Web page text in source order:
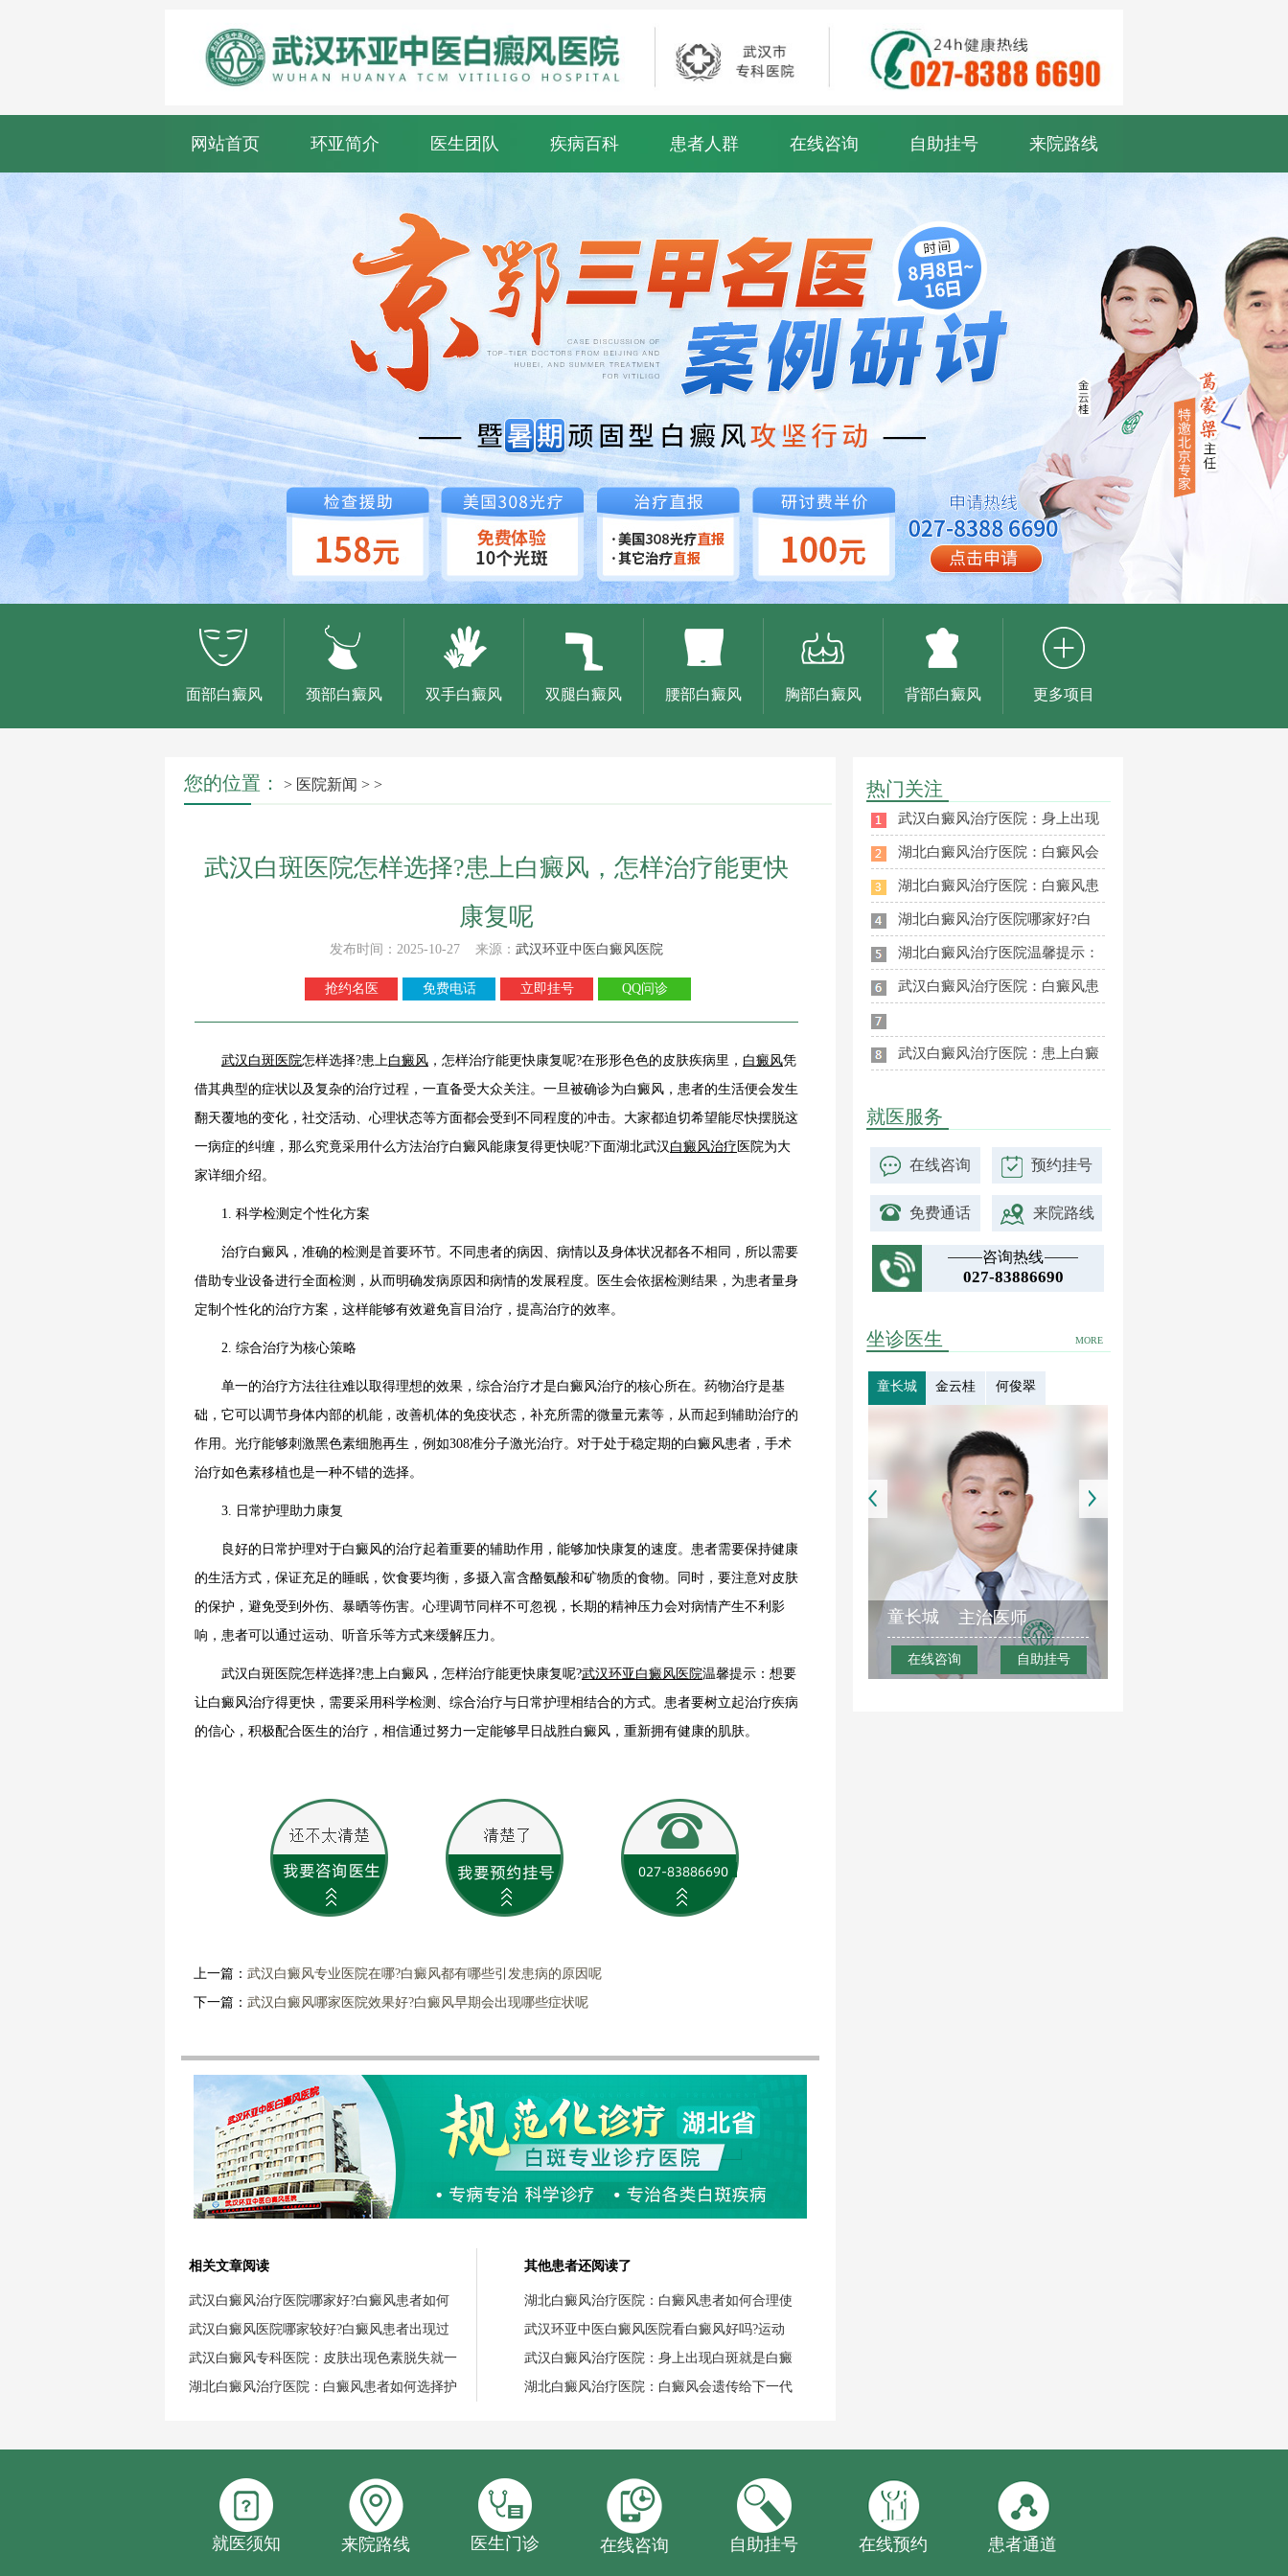
网站首页 环亚简介 医生团队 疾病百科 患者人群 在线咨询 自助挂号 来院路线
面部白癜风 颈部白癜风 双手白癜风 双腿白癜风 腰部白癜风 胸部白癜风 背部白癜风 更多项目
您的位置： > 医院新闻 > >
武汉白斑医院怎样选择?患上白癜风，怎样治疗能更快
康复呢
发布时间：2025-10-27 来源： 武汉环亚中医白癜风医院
抢约名医 免费电话 立即挂号 QQ问诊
武汉白斑医院怎样选择?患上白癜风 ，怎样治疗能更快康复呢?在形形色色的皮肤疾病里， 白癜风凭
借其典型的症状以及复杂的治疗过程，一直备受大众关注。一旦被确诊为白癜风，患者的生活便会发生
翻天覆地的变化，社交活动、心理状态等方面都会受到不同程度的冲击。大家都迫切希望能尽快摆脱这
一病症的纠缠，那么究竟采用什么方法治疗白癜风能康复得更快呢?下面湖北武汉 白癜风治疗 医院为大
家详细介绍。
1. 科学检测定个性化方案
治疗白癜风，准确的检测是首要环节。不同患者的病因、病情以及身体状况都各不相同，所以需要
借助专业设备进行全面检测，从而明确发病原因和病情的发展程度。医生会依据检测结果，为患者量身
定制个性化的治疗方案，这样能够有效避免盲目治疗，提高治疗的效率。
2. 综合治疗为核心策略
单一的治疗方法往往难以取得理想的效果，综合治疗才是白癜风治疗的核心所在。药物治疗是基
础，它可以调节身体内部的机能，改善机体的免疫状态，补充所需的微量元素等，从而起到辅助治疗的
作用。光疗能够刺激黑色素细胞再生，例如308准分子激光治疗。对于处于稳定期的白癜风患者，手术
治疗如色素移植也是一种不错的选择。
3. 日常护理助力康复
良好的日常护理对于白癜风的治疗起着重要的辅助作用，能够加快康复的速度。患者需要保持健康
的生活方式，保证充足的睡眠，饮食要均衡，多摄入富含酪氨酸和矿物质的食物。同时，要注意对皮肤
的保护，避免受到外伤、暴晒等伤害。心理调节同样不可忽视，长期的精神压力会对病情产生不利影
响，患者可以通过运动、听音乐等方式来缓解压力。
武汉白斑医院怎样选择?患上白癜风，怎样治疗能更快康复呢?武汉环亚白癜风医院温馨提示：想要
让白癜风治疗得更快，需要采用科学检测、综合治疗与日常护理相结合的方式。患者要树立起治疗疾病
的信心，积极配合医生的治疗，相信通过努力一定能够早日战胜白癜风，重新拥有健康的肌肤。
上一篇： 武汉白癜风专业医院在哪?白癜风都有哪些引发患病的原因呢
下一篇： 武汉白癜风哪家医院效果好?白癜风早期会出现哪些症状呢
相关文章阅读
武汉白癜风治疗医院哪家好?白癜风患者如何
武汉白癜风医院哪家较好?白癜风患者出现过
武汉白癜风专科医院：皮肤出现色素脱失就一
湖北白癜风治疗医院：白癜风患者如何选择护
其他患者还阅读了
湖北白癜风治疗医院：白癜风患者如何合理使
武汉环亚中医白癜风医院看白癜风好吗?运动
武汉白癜风治疗医院：身上出现白斑就是白癜
湖北白癜风治疗医院：白癜风会遗传给下一代
热门关注
武汉白癜风治疗医院：身上出现
湖北白癜风治疗医院：白癜风会
湖北白癜风治疗医院：白癜风患
湖北白癜风治疗医院哪家好?白
湖北白癜风治疗医院温馨提示：
武汉白癜风治疗医院：白癜风患
武汉白癜风治疗医院：患上白癜
就医服务
在线咨询 预约挂号
免费通话 来院路线
咨询热线
027-83886690
MORE
坐诊医生
童长城 金云桂 何俊翠
童长城 主治医师
在线咨询 自助挂号
就医须知 来院路线 医生门诊 在线咨询 自助挂号 在线预约 患者通道